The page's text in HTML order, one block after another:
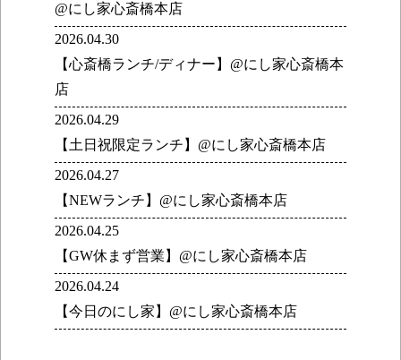
@にし家心斎橋本店
2026.04.30
【心斎橋ランチ/ディナー】@にし家心斎橋本
店
2026.04.29
【土日祝限定ランチ】@にし家心斎橋本店
2026.04.27
【NEWランチ】@にし家心斎橋本店
2026.04.25
【GW休まず営業】@にし家心斎橋本店
2026.04.24
【今日のにし家】@にし家心斎橋本店